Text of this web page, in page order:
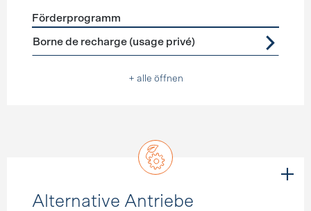
Förderprogramme Ladeinfrastruktur
Förderprogramm
Borne de recharge (usage privé)
+ alle öffnen
Alternative Antriebe